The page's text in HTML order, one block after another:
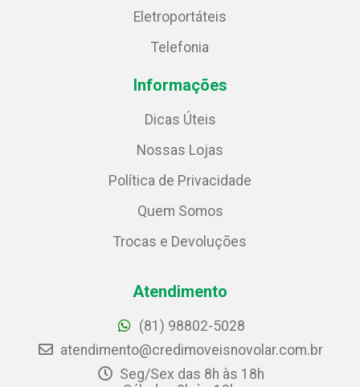
Eletroportáteis
Telefonia
Informações
Dicas Úteis
Nossas Lojas
Política de Privacidade
Quem Somos
Trocas e Devoluções
Atendimento
(81) 98802-5028
atendimento@credimoveisnovolar.com.br
Seg/Sex das 8h às 18h